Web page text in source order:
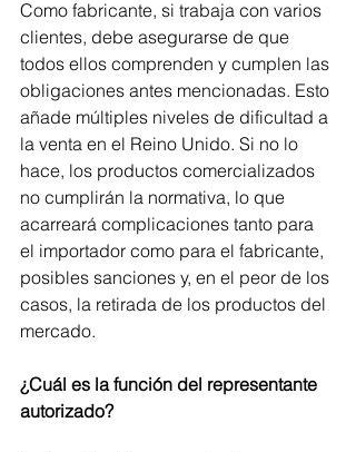
Como fabricante, si trabaja con varios
clientes, debe asegurarse de que
todos ellos comprenden y cumplen las
obligaciones antes mencionadas. Esto
añade múltiples niveles de dificultad a
la venta en el Reino Unido. Si no lo
hace, los productos comercializados
no cumplirán la normativa, lo que
acarreará complicaciones tanto para
el importador como para el fabricante,
posibles sanciones y, en el peor de los
casos, la retirada de los productos del
mercado.
¿Cuál es la función del representante
autorizado?